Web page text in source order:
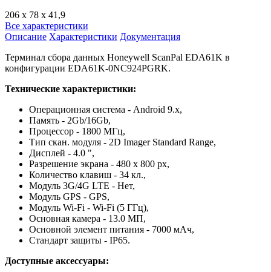
206 x 78 x 41,9
Все характеристики
Описание Характеристики Документация
Терминал сбора данных Honeywell ScanPal EDA61K в
конфигурации EDA61K-0NC924PGRK.
Технические характеристики:
Операционная система - Android 9.x,
Память - 2Gb/16Gb,
Процессор - 1800 МГц,
Тип скан. модуля - 2D Imager Standard Range,
Дисплей - 4.0 ",
Разрешение экрана - 480 x 800 px,
Количество клавиш - 34 кл.,
Модуль 3G/4G LTE - Нет,
Модуль GPS - GPS,
Модуль Wi-Fi - Wi-Fi (5 ГГц),
Основная камера - 13.0 МП,
Основной элемент питания - 7000 мАч,
Стандарт защиты - IP65.
Доступные аксессуары: